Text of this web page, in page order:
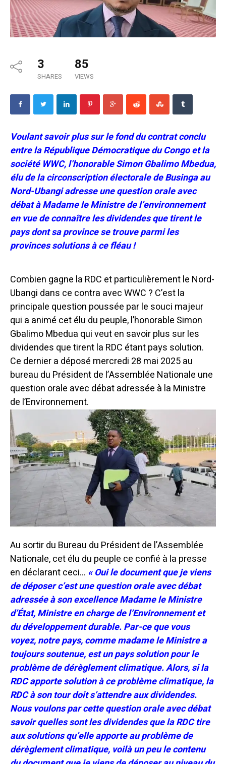
3
SHARES
85
VIEWS
Voulant savoir plus sur le fond du contrat conclu
entre la République Démocratique du Congo et la
société WWC, l’honorable Simon Gbalimo Mbedua,
élu de la circonscription électorale de Businga au
Nord-Ubangi adresse une question orale avec
débat à Madame le Ministre de l’environnement
en vue de connaître les dividendes que tirent le
pays dont sa province se trouve parmi les
provinces solutions à ce fléau !
Combien gagne la RDC et particulièrement le Nord-
Ubangi dans ce contra avec WWC ? C’est la
principale question poussée par le souci majeur
qui a animé cet élu du peuple, l’honorable Simon
Gbalimo Mbedua qui veut en savoir plus sur les
dividendes que tirent la RDC étant pays solution.
Ce dernier a déposé mercredi 28 mai 2025 au
bureau du Président de l’Assemblée Nationale une
question orale avec débat adressée à la Ministre
de l’Environnement.
Au sortir du Bureau du Président de l’Assemblée
Nationale, cet élu du peuple ce confié à la presse
en déclarant ceci… « Oui le document que je viens
de déposer c’est une question orale avec débat
adressée à son excellence Madame le Ministre
d’État, Ministre en charge de l’Environnement et
du développement durable. Par-ce que vous
voyez, notre pays, comme madame le Ministre a
toujours soutenue, est un pays solution pour le
problème de dérèglement climatique. Alors, si la
RDC apporte solution à ce problème climatique, la
RDC à son tour doit s’attendre aux dividendes.
Nous voulons par cette question orale avec débat
savoir quelles sont les dividendes que la RDC tire
aux solutions qu’elle apporte au problème de
dérèglement climatique, voilà un peu le contenu